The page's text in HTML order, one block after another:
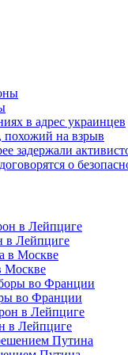
в адрес украинцев
похожий на взрыв
задержали
о
в Лейпциге
Москве
во Франции
в Лейпциге